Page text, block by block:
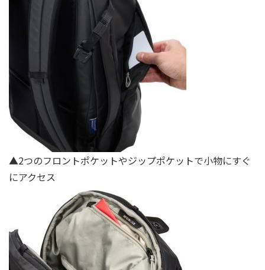
▲2つのフロントポケットやジップポケットで小物にすぐ
にアクセス